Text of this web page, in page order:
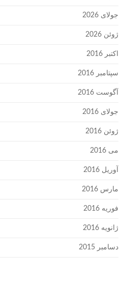
جولای 2026
ژوئن 2026
اکتبر 2016
سپتامبر 2016
آگوست 2016
جولای 2016
ژوئن 2016
می 2016
آوریل 2016
مارس 2016
فوریه 2016
ژانویه 2016
دسامبر 2015